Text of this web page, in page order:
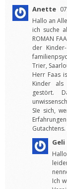
Anette
Hallo an
ich suche
ROMAN
der
Trier,
Herr Faas
Kinder als
gestört.
SIe sich,
Gutachtens.
Geli
Ich